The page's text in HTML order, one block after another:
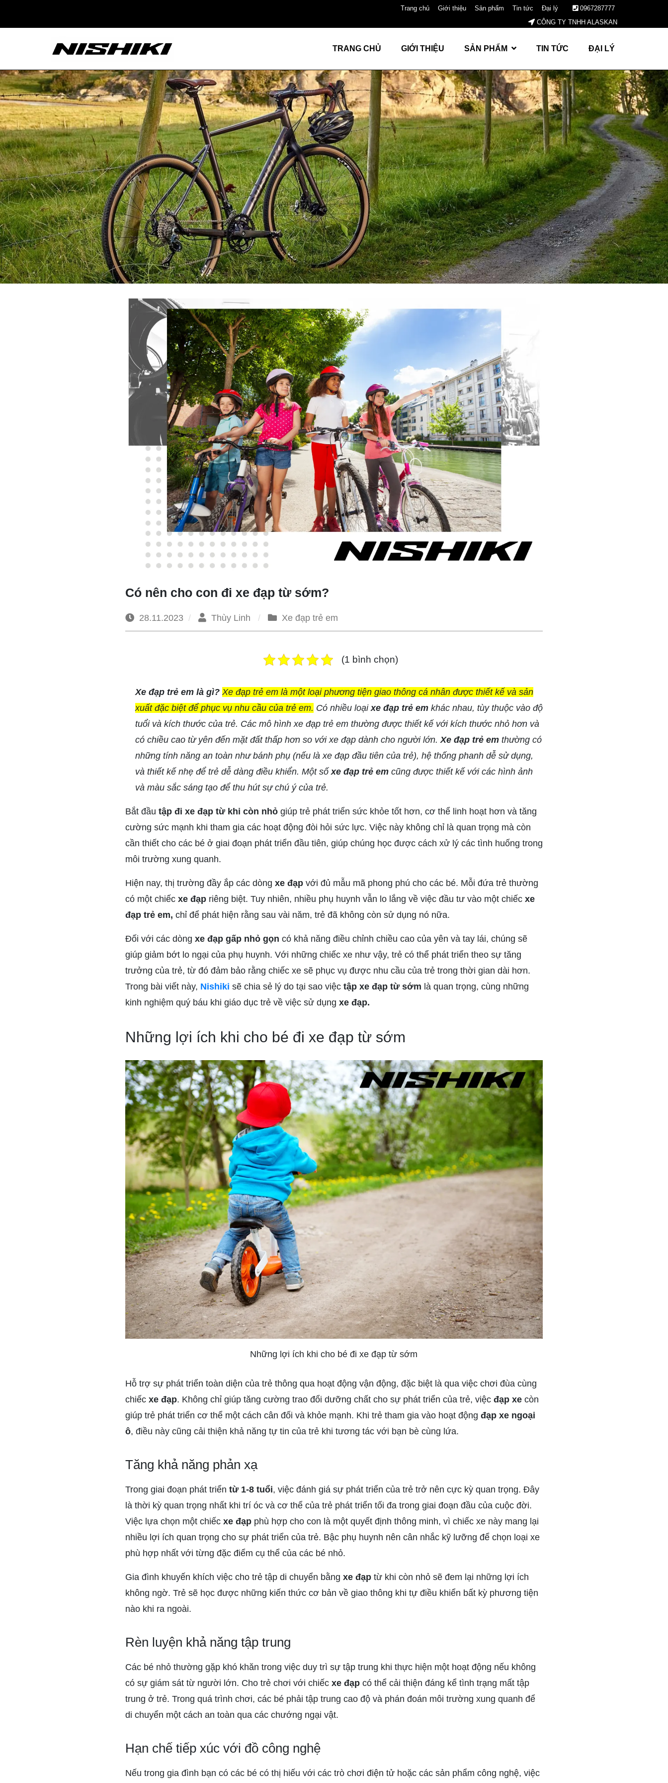
Trang chủ Giới thiệu Sản phẩm Tin tức Đại lý
0967287777
CÔNG TY TNHH ALASKAN
Nishiki – Xe Đạp
Nhật Bản – Since
1965
TRANG CHỦ GIỚI THIỆU SẢN PHẨM TIN TỨC ĐẠI LÝ
Có nên cho con đi xe đạp từ sớm?
28.11.2023 Thùy Linh Xe đạp trẻ em
(1 bình chọn)
Xe đạp trẻ em là gì? Xe đạp trẻ em là một loại phương tiện giao thông cá nhân được thiết kế và sản
xuất đặc biệt để phục vụ nhu cầu của trẻ em. Có nhiều loại xe đạp trẻ emkhác nhau, tùy thuộc vào độ
tuổi và kích thước của trẻ. Các mô hình xe đạp trẻ em thường được thiết kế với kích thước nhỏ hơn và
có chiều cao từ yên đến mặt đất thấp hơn so với xe đạp dành cho người lớn. Xe đạp trẻ emthường có
những tính năng an toàn như bánh phụ (nếu là xe đạp đầu tiên của trẻ), hệ thống phanh dễ sử dụng,
và thiết kế nhẹ để trẻ dễ dàng điều khiển. Một số xe đạp trẻ emcũng được thiết kế với các hình ảnh
và màu sắc sáng tạo để thu hút sự chú ý của trẻ.
Bắt đầu tập đi xe đạp từ khi còn nhỏgiúp trẻ phát triển sức khỏe tốt hơn, cơ thể linh hoạt hơn và tăng
cường sức mạnh khi tham gia các hoạt động đòi hỏi sức lực. Việc này không chỉ là quan trọng mà còn
cần thiết cho các bé ở giai đoạn phát triển đầu tiên, giúp chúng học được cách xử lý các tình huống trong
môi trường xung quanh.
Hiện nay, thị trường đầy ắp các dòng xe đạpvới đủ mẫu mã phong phú cho các bé. Mỗi đứa trẻ thường
có một chiếc xe đạpriêng biệt. Tuy nhiên, nhiều phụ huynh vẫn lo lắng về việc đầu tư vào một chiếc xe
đạp trẻ em, chỉ để phát hiện rằng sau vài năm, trẻ đã không còn sử dụng nó nữa.
Đối với các dòng xe đạp gấp nhỏ gọn có khả năng điều chỉnh chiều cao của yên và tay lái, chúng sẽ
giúp giảm bớt lo ngại của phụ huynh. Với những chiếc xe như vậy, trẻ có thể phát triển theo sự tăng
trưởng của trẻ, từ đó đảm bảo rằng chiếc xe sẽ phục vụ được nhu cầu của trẻ trong thời gian dài hơn.
Trong bài viết này, Nishiki sẽ chia sẻ lý do tại sao việctập xe đạp từ sớm là quan trọng, cùng những
kinh nghiệm quý báu khi giáo dục trẻ về việc sử dụng xe đạp.
Những lợi ích khi cho bé đi xe đạp từ sớm
Những lợi ích khi cho bé đi xe đạp từ sớm
Hỗ trợ sự phát triển toàn diện của trẻ thông qua hoạt động vận động, đặc biệt là qua việc chơi đùa cùng
chiếc xe đạp. Không chỉ giúp tăng cường trao đổi dưỡng chất cho sự phát triển của trẻ, việc đạp xecòn
giúp trẻ phát triển cơ thể một cách cân đối và khỏe mạnh. Khi trẻ tham gia vào hoạt động đạp xe ngoại
ô, điều này cũng cải thiện khả năng tự tin của trẻ khi tương tác với bạn bè cùng lứa.
Tăng khả năng phản xạ
Trong giai đoạn phát triển từ 1-8 tuổi, việc đánh giá sự phát triển của trẻ trở nên cực kỳ quan trọng. Đây
là thời kỳ quan trọng nhất khi trí óc và cơ thể của trẻ phát triển tối đa trong giai đoạn đầu của cuộc đời.
Việc lựa chọn một chiếc xe đạpphù hợp cho con là một quyết định thông minh, vì chiếc xe này mang lại
nhiều lợi ích quan trọng cho sự phát triển của trẻ. Bậc phụ huynh nên cân nhắc kỹ lưỡng để chọn loại xe
phù hợp nhất với từng đặc điểm cụ thể của các bé nhỏ.
Gia đình khuyến khích việc cho trẻ tập di chuyển bằng xe đạptừ khi còn nhỏ sẽ đem lại những lợi ích
không ngờ. Trẻ sẽ học được những kiến thức cơ bản về giao thông khi tự điều khiển bất kỳ phương tiện
nào khi ra ngoài.
Rèn luyện khả năng tập trung
Các bé nhỏ thường gặp khó khăn trong việc duy trì sự tập trung khi thực hiện một hoạt động nếu không
có sự giám sát từ người lớn. Cho trẻ chơi với chiếc xe đạpcó thể cải thiện đáng kể tình trạng mất tập
trung ở trẻ. Trong quá trình chơi, các bé phải tập trung cao độ và phán đoán môi trường xung quanh để
di chuyển một cách an toàn qua các chướng ngại vật.
Hạn chế tiếp xúc với đồ công nghệ
Nếu trong gia đình bạn có các bé có thị hiếu với các trò chơi điện tử hoặc các sản phẩm công nghệ, việc